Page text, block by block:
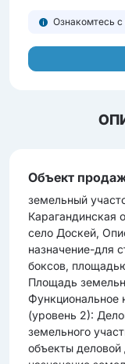
Ознакомтесь с
Объект
земельный
Карагандинская
село Доскей,
назначение-для
боксов,
Площадь
Функциональное
(уровень 2):
земельного
объекты деловой